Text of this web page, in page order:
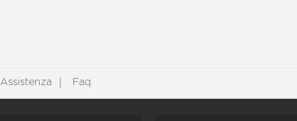
Assistenza Faq